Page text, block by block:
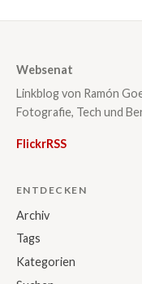
Websenat
Linkblog von Ramón
Fotografie, Tech und
FlickrRSS
ENTDECKEN
Archiv
Tags
Kategorien